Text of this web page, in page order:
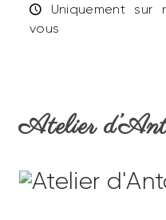
Uniquement sur
vous
Atelier